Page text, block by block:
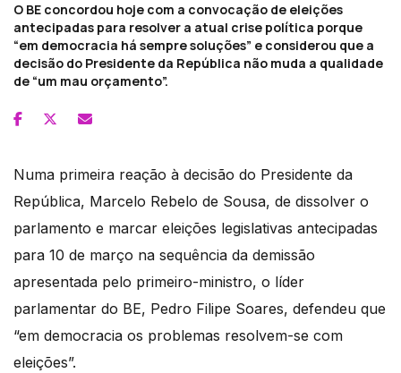
O BE concordou hoje com a convocação de eleições
antecipadas para resolver a atual crise política porque
“em democracia há sempre soluções” e considerou que a
decisão do Presidente da República não muda a qualidade
de “um mau orçamento”.
Numa primeira reação à decisão do Presidente da
República, Marcelo Rebelo de Sousa, de dissolver o
parlamento e marcar eleições legislativas antecipadas
para 10 de março na sequência da demissão
apresentada pelo primeiro-ministro, o líder
parlamentar do BE, Pedro Filipe Soares, defendeu que
“em democracia os problemas resolvem-se com
eleições”.